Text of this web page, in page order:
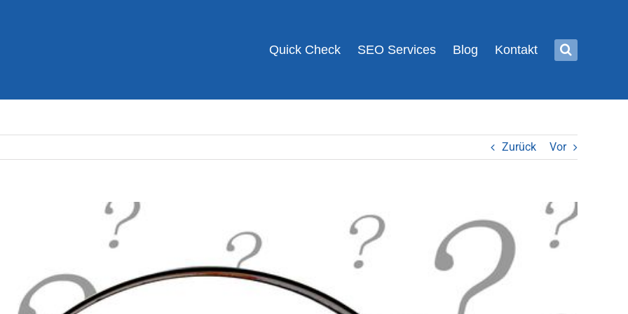
Quick Check SEO Services Blog Kontakt
Zurück Vor